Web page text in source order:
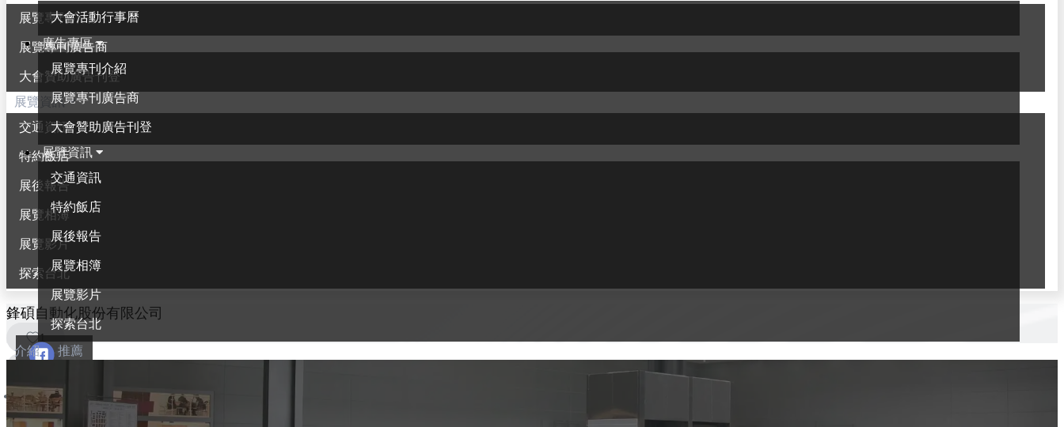
大會活動行事曆
廣告專區
展覽專刊介紹
展覽專刊廣告商
大會贊助廣告刊登
展覽資訊
交通資訊
特約飯店
展後報告
展覽相簿
展覽影片
探索台北
展覽專刊介紹
展覽專刊廣告商
大會贊助廣告刊登
展覽資訊
交通資訊
特約飯店
展後報告
展覽相簿
展覽影片
探索台北
鋒碩自動化股份有限公司
1
介紹 推薦